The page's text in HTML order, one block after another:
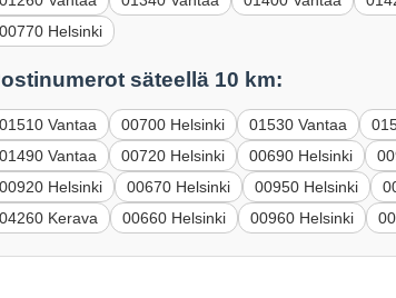
00770 Helsinki
säteellä 10 km:
01510 Vantaa 00700 Helsinki 01530 Vantaa
01490 Vantaa
00720 Helsinki 00690 Helsinki
00920 Helsinki
00670 Helsinki 00950 Helsinki
04260 Kerava
00660 Helsinki 00960 Helsinki